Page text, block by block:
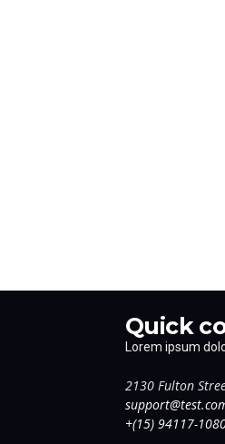
Quick
Lorem ipsum
2130 Fulton
+(15) 94117-